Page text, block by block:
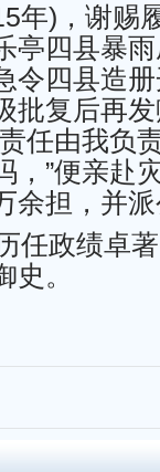
年)，谢赐
亭四县暴
令四县造
批复后再
任由我负
，”便亲赴
余担，并
任政绩卓
。